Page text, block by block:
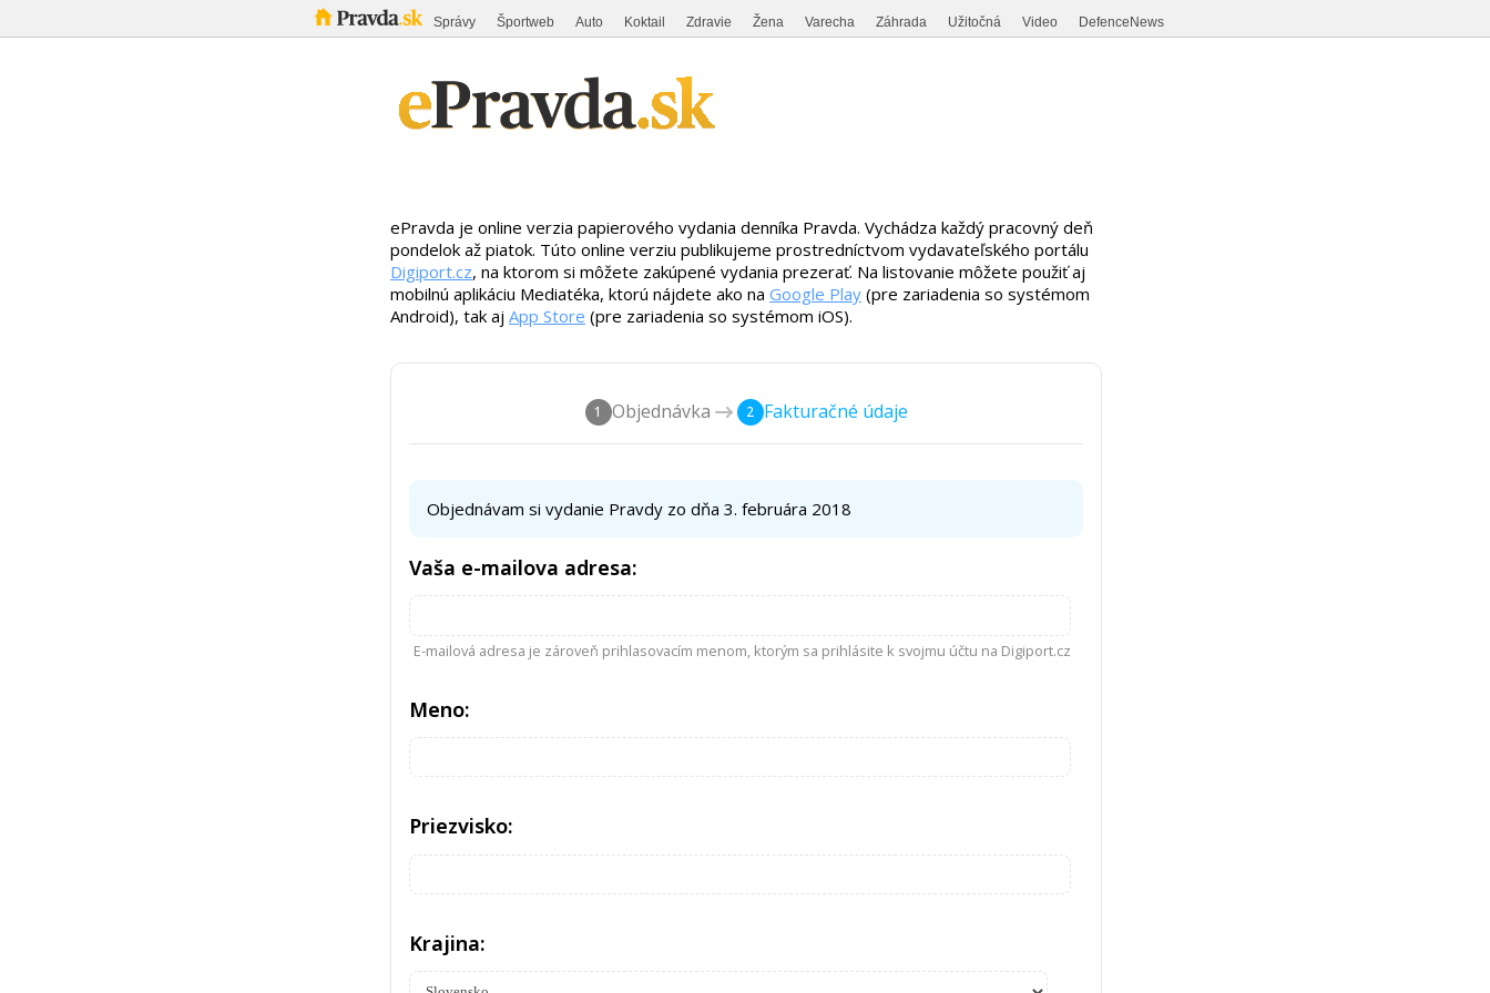
Správy Športweb Auto Koktail Zdravie Žena Varecha Záhrada Užitočná Video DefenceNews
ePravda je online verzia papierového vydania denníka Pravda. Vychádza každý pracovný deň
pondelok až piatok. Túto online verziu publikujeme prostredníctvom vydavateľského portálu
Digiport.cz, na ktorom si môžete zakúpené vydania prezerať. Na listovanie môžete použiť aj
mobilnú aplikáciu Mediatéka, ktorú nájdete ako na Google Play (pre zariadenia so systémom
Android), tak aj App Store (pre zariadenia so systémom iOS).
1 Objednávka 2 Fakturačné údaje
Objednávam si vydanie Pravdy zo dňa 3. februára 2018
Vaša e-mailova adresa:
E-mailová adresa je zároveň prihlasovacím menom, ktorým sa prihlásite k svojmu účtu na Digiport.cz
Meno:
Priezvisko:
Krajina: